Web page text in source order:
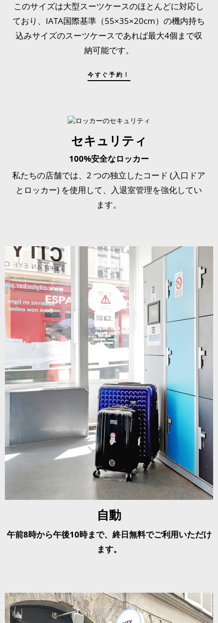
このサイズは大型スーツケースのほとんどに対応し
ており、IATA国際基準（55×35×20cm）の機内持ち
込みサイズのスーツケースであれば最大4個まで収
納可能です。
今すぐ予約！
セキュリティ
100%安全なロッカー
私たちの店舗では、2 つの独立したコード (入口ドア
とロッカー) を使用して、入退室管理を強化してい
ます。
自動
午前8時から午後10時まで、終日無料でご利用いただけ
ます。